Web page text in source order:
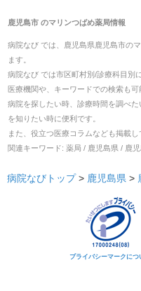
鹿児島市のマリンつばめ薬局情報
病院なび では、 鹿児島県鹿児島市の
ます。
病院なび では市区町村別/診療科目別
医療機関や、キーワードでの検索も可
病院を探したい時、診療時間を調べ
を知りたい時に便利です。
また、役立つ医療コラムなども掲載
関連キーワード: 薬局 / 鹿児島県 / 鹿
病院なびトップ > 鹿児島県 >
プライバシーマークにつ